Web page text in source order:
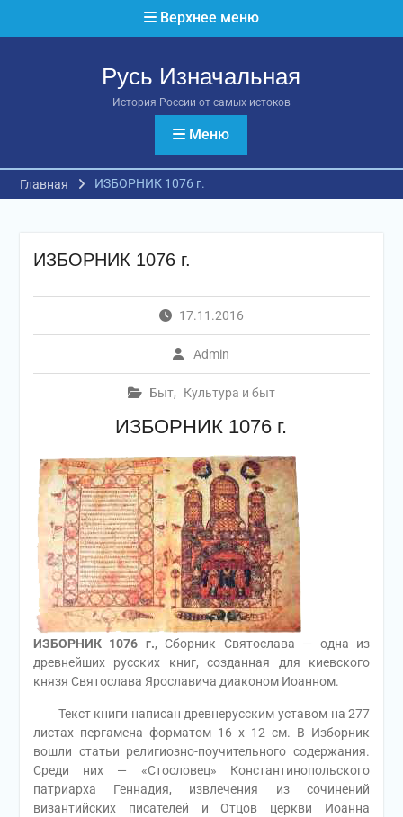
Верхнее меню
Русь Изначальная
История России от самых истоков
Меню
Главная ИЗБОРНИК 1076 г.
ИЗБОРНИК 1076 г.
17.11.2016
Admin
Быт, Культура и быт
ИЗБОРНИК 1076 г.
ИЗБОРНИК 1076 г., Сборник Святослава — одна из
древнейших русских книг, созданная для киевского
князя Святослава Ярославича диаконом Иоанном.
Текст книги написан древнерусским уставом на 277
листах пергамена форматом 16 х 12 см. В Изборник
вошли статьи религиозно-поучительного содержания.
Среди них — «Стословец» Константинопольского
патриарха Геннадия, извлечения из сочинений
византийских писателей и Отцов церкви Иоанна